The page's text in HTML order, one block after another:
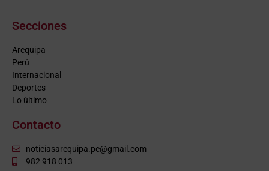
Secciones
Arequipa
Perú
Internacional
Deportes
Lo último
Contacto
noticiasarequipa.pe@gmail.com
982 918 013